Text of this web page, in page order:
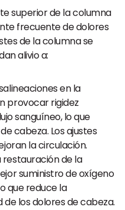
superior de la columna
frecuente de dolores
de la columna se
alivio a:
en la
provocar rigidez
sanguíneo, lo que
cabeza. Los ajustes
la circulación.
restauración de la
suministro de oxígeno
que reduce la
los dolores de cabeza.